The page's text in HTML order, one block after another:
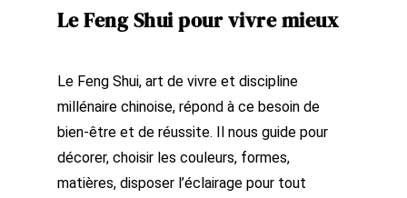
Le Feng Shui pour vivre mieux
Le Feng Shui, art de vivre et discipline
millénaire chinoise, répond à ce besoin de
bien-être et de réussite. Il nous guide pour
décorer, choisir les couleurs, formes,
matières, disposer l’éclairage pour tout